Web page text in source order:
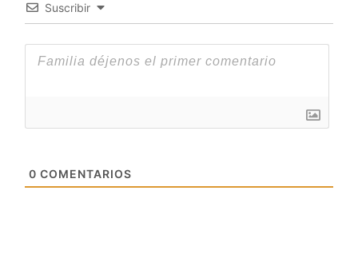
Suscribir
0 COMENTARIOS